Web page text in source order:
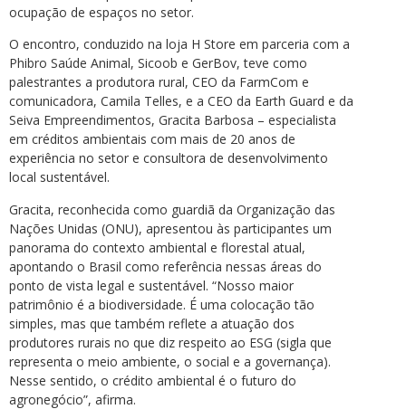
ocupação de espaços no setor.
O encontro, conduzido na loja H Store em parceria com a
Phibro Saúde Animal, Sicoob e GerBov, teve como
palestrantes a produtora rural, CEO da FarmCom e
comunicadora, Camila Telles, e a CEO da Earth Guard e da
Seiva Empreendimentos, Gracita Barbosa – especialista
em créditos ambientais com mais de 20 anos de
experiência no setor e consultora de desenvolvimento
local sustentável.
Gracita, reconhecida como guardiã da Organização das
Nações Unidas (ONU), apresentou às participantes um
panorama do contexto ambiental e florestal atual,
apontando o Brasil como referência nessas áreas do
ponto de vista legal e sustentável. “Nosso maior
patrimônio é a biodiversidade. É uma colocação tão
simples, mas que também reflete a atuação dos
produtores rurais no que diz respeito ao ESG (sigla que
representa o meio ambiente, o social e a governança).
Nesse sentido, o crédito ambiental é o futuro do
agronegócio”, afirma.